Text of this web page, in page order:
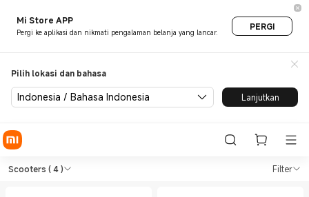
Mi Store APP
Pergi ke aplikasi dan nikmati pengalaman belanja yang lancar.
PERGI
Pilih lokasi dan bahasa
Indonesia / Bahasa Indonesia Lanjutkan
Shop Outdoors Scooters in
Scooters ( 4 ) Filter
Shop Outdoors Scooters in Xiaomi